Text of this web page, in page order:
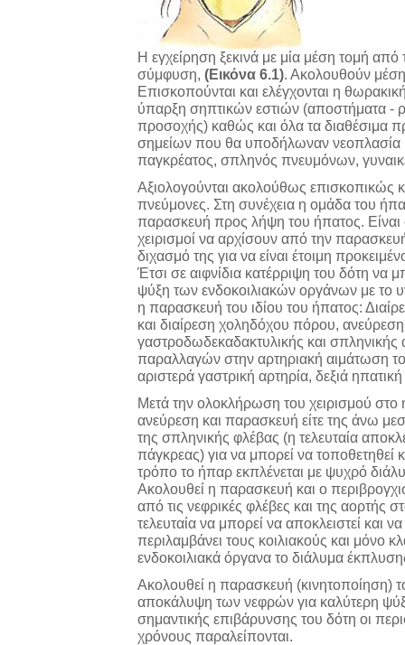
Η εγχείρηση ξεκινά με μία μέση τομή από
σύμφυση, (Εικόνα 6.1). Ακολουθούν
Επισκοπούνται και ελέγχονται η
ύπαρξη σηπτικών εστιών (αποστήματα -
προσοχής) καθώς και όλα τα διαθέσιμα
σημείων που θα υποδήλωναν
παγκρέατος, σπληνός πνευμόνων,
Αξιολογούνται ακολούθως επισκοπικώς
πνεύμονες. Στη συνέχεια η ομάδα του
παρασκευή προς λήψη του ήπατος. Είναι
χειρισμοί να αρχίσουν από την
διχασμό της για να είναι έτοιμη
Έτσι σε αιφνίδια κατέρριψη του δότη να
ψύξη των ενδοκοιλιακών οργάνων με το
η παρασκευή του ιδίου του ήπατος:
και διαίρεση χοληδόχου πόρου,
γαστροδωδεκαδακτυλικής και
παραλλαγών στην αρτηριακή αιμάτωση
αριστερά γαστρική αρτηρία, δεξιά
Μετά την ολοκλήρωση του χειρισμού
ανεύρεση και παρασκευή είτε της άνω
της σπληνικής φλέβας (η τελευταία
πάγκρεας) για να μπορεί να
τρόπο το ήπαρ εκπλένεται με ψυχρό
Ακολουθεί η παρασκευή και ο
από τις νεφρικές φλέβες και της αορτής
τελευταία να μπορεί να αποκλειστεί και
περιλαμβάνει τους κοιλιακούς και μόνο
ενδοκοιλιακά όργανα το διάλυμα
Ακολουθεί η παρασκευή (κινητοποίηση)
αποκάλυψη των νεφρών για καλύτερη
σημαντικής επιβάρυνσης του δότη οι
χρόνους παραλείπονται.